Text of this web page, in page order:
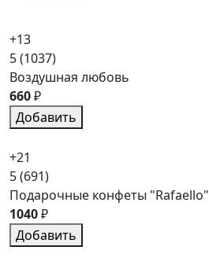
+13
5(1037)
Воздушная любовь
660₽
Добавить
+21
5(691)
Подарочные конфеты "Rafaello"
1040₽
Добавить